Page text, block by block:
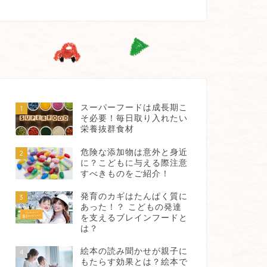
1
スーパーフードは成長期こ
そ必要！毎日取り入れたい
栄養抜群食材
2
危険な添加物は意外と身近
に？こどもに与える際注意
すべきものをご紹介！
3
発育のカギはたんぱく質に
あった！？ こどもの発達
を支えるブレインフードと
は？
4
絵本の読み聞かせが親子に
もたらす効果とは？絵本で